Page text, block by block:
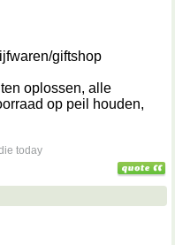
giftshop
oplossen, alle
op peil houden,
today